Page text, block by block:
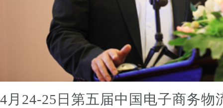
4月24-25日第五届中国电子商务